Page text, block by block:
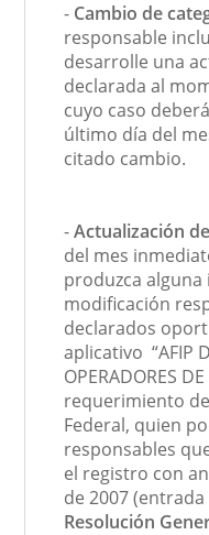
- Cambio de
responsable
desarrolle una
declarada al
cuyo caso
último día del
citado cambio.
-Actualización
del mes
produzca
modificación
declarados
aplicativo “AFIP
OPERADORES
requerimiento
Federal, quien
responsables
el registro con
de 2007
Resolución